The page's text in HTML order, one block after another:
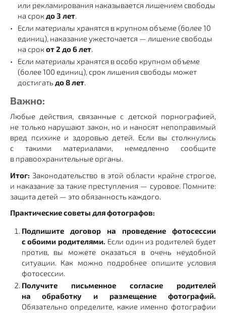
или рекламирования наказывается лишением свободы
на срок до 3 лет.
Если материалы хранятся в крупном объеме (более 10
единиц), наказание ужесточается — лишение свободы
на срок от 2 до 6 лет.
Если материалы хранятся в особо крупном объеме
(более 100 единиц), срок лишения свободы может
достигать до 8 лет.
Важно:
Любые действия, связанные с детской порнографией,
не только нарушают закон, но и наносят непоправимый
вред психике и здоровью детей. Если вы столкнулись
с такими материалами, немедленно сообщите
в правоохранительные органы.
Итог: Законодательство в этой области крайне строгое,
и наказание за такие преступления — суровое. Помните:
защита детей — это обязанность каждого.
Практические советы для фотографов:
Подпишите договор на проведение фотосессии
с обоими родителями. Если один из родителей будет
против, вы можете оказаться в очень неудобной
ситуации. Как можно подробнее опишите условия
фотосессии.
Получите письменное согласие родителей
на обработку и размещение фотографий.
Обязательно определите, какие именно фотографии